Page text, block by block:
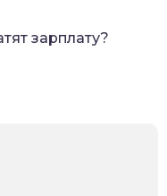
зарплату?